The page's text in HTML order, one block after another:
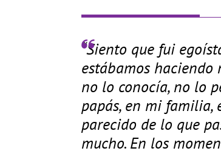
“Siento que fui
estábamos haciendo
no lo conocía, no lo
papás, en mi familia,
parecido de lo que
mucho. En los